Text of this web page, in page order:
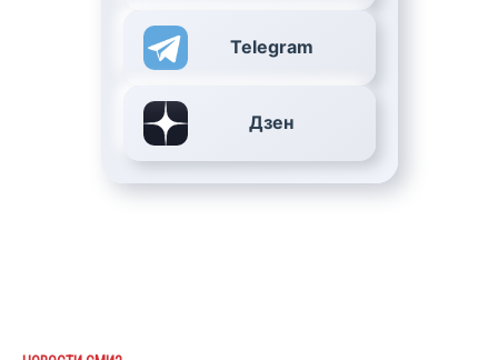
Telegram
Дзен